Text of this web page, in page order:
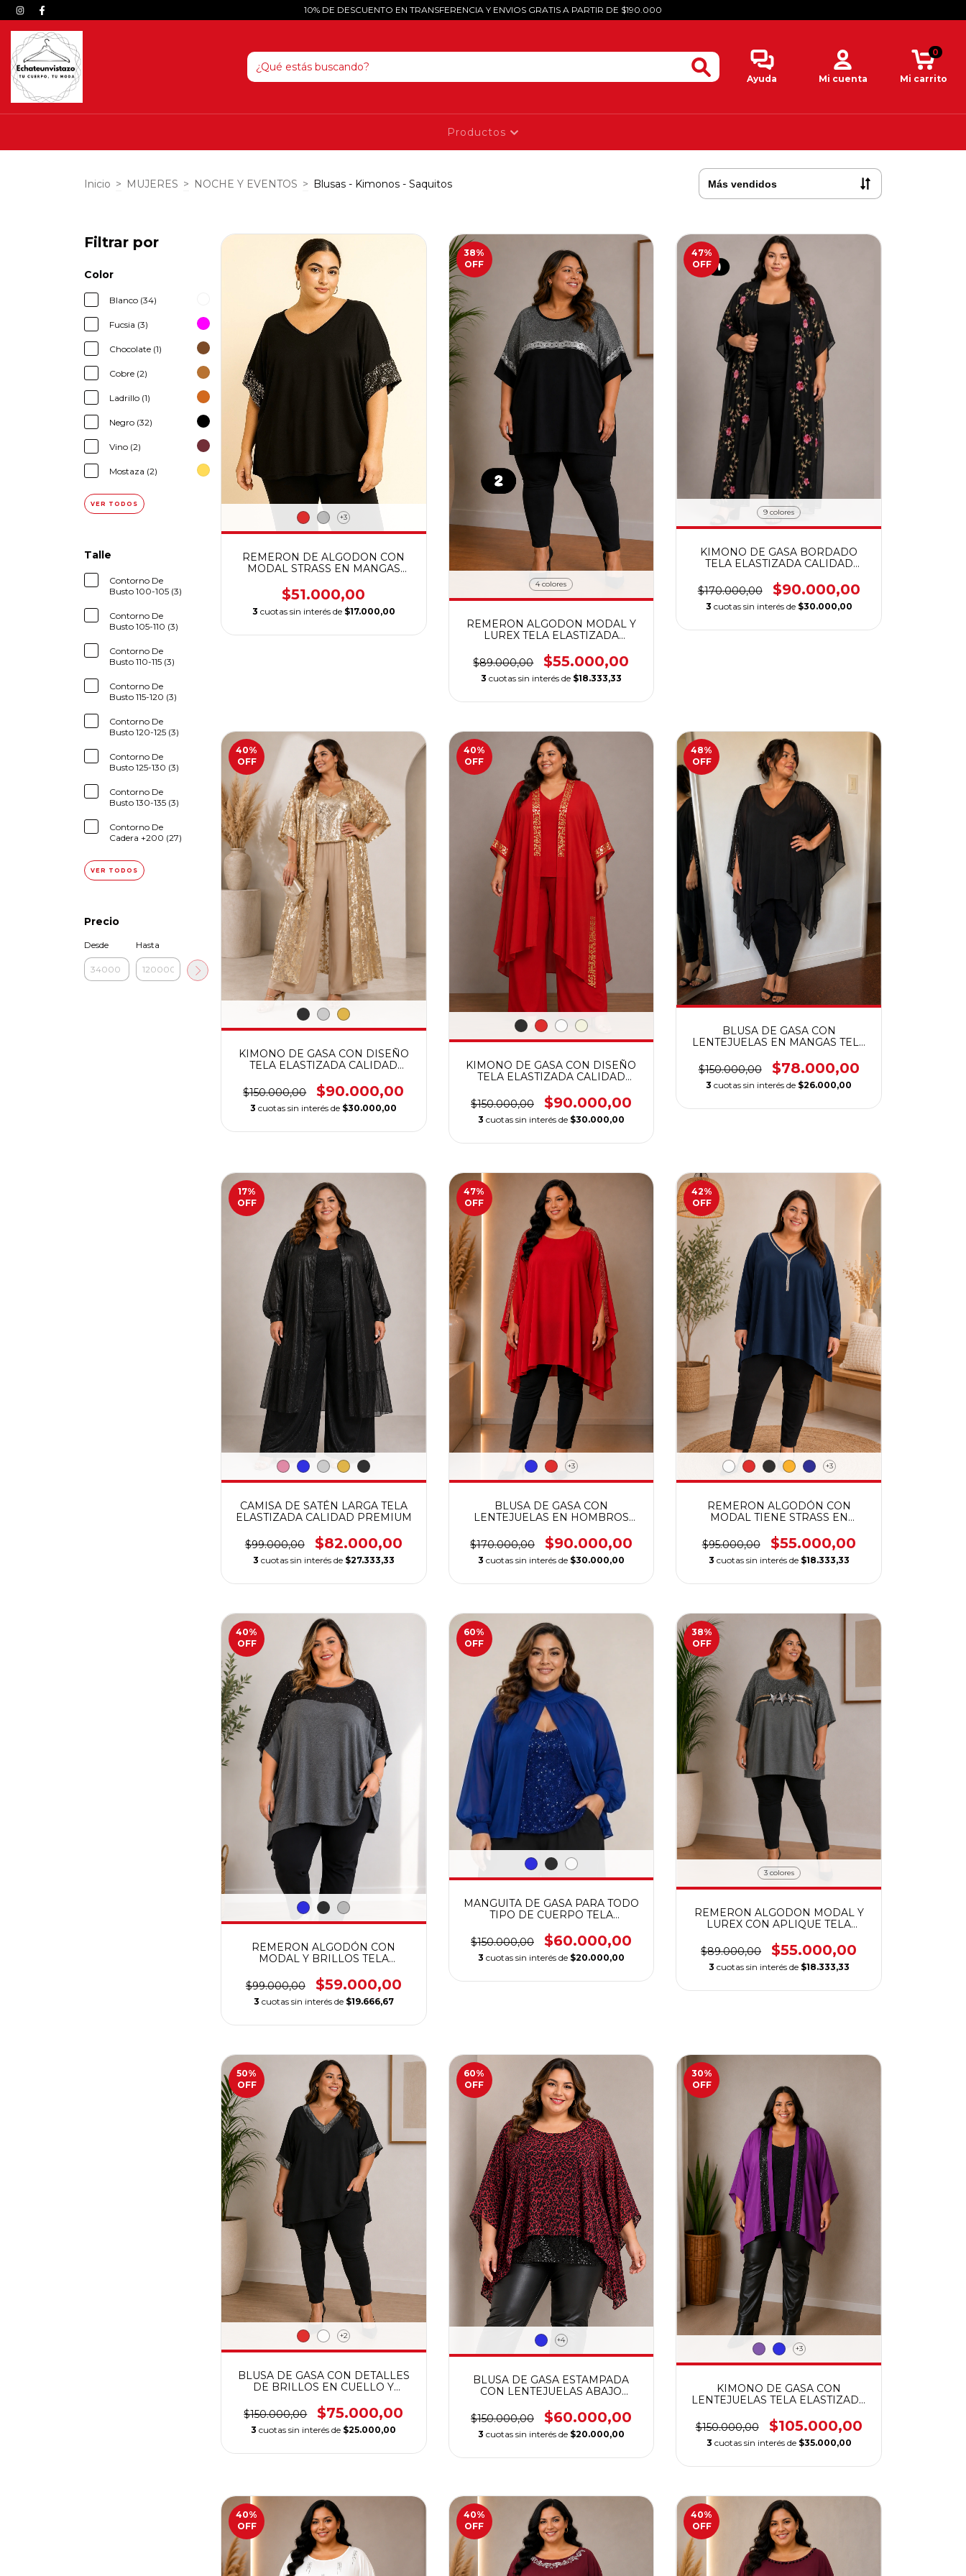
10% DE DESCUENTO EN TRANSFERENCIA Y ENVIOS GRATIS A PARTIR DE $190.000
Ayuda Mi cuenta Mi carrito
0
Productos
Inicio > MUJERES > NOCHE Y EVENTOS > Blusas - Kimonos - Saquitos
Filtrar por
Color
Blanco (34)
Fucsia (3)
Chocolate (1)
Cobre (2)
Ladrillo (1)
Negro (32)
Vino (2)
Mostaza (2)
VER TODOS
Talle
Contorno De
Busto 100-105 (3)
Contorno De
Busto 105-110 (3)
Contorno De
Busto 110-115 (3)
Contorno De
Busto 115-120 (3)
Contorno De
Busto 120-125 (3)
Contorno De
Busto 125-130 (3)
Contorno De
Busto 130-135 (3)
Contorno De
Cadera +200 (27)
VER TODOS
Precio
Desde Hasta
+3
REMERON DE ALGODON CON
MODAL STRASS EN MANGAS
PREMIUM
$51.000,00
3 cuotas sin interés de $17.000,00
38%
OFF
4 colores
REMERON ALGODON MODAL Y
LUREX TELA ELASTIZADA
$89.000,00
$55.000,00
3 cuotas sin interés de $18.333,33
47%
OFF
9 colores
KIMONO DE GASA BORDADO
TELA ELASTIZADA CALIDAD
$170.000,00
$90.000,00
3 cuotas sin interés de $30.000,00
40%
OFF
KIMONO DE GASA CON DISEÑO
TELA ELASTIZADA CALIDAD
$150.000,00
$90.000,00
3 cuotas sin interés de $30.000,00
40%
OFF
KIMONO DE GASA CON DISEÑO
TELA ELASTIZADA CALIDAD
$150.000,00
$90.000,00
3 cuotas sin interés de $30.000,00
48%
OFF
BLUSA DE GASA CON
LENTEJUELAS EN MANGAS TELA
$150.000,00
$78.000,00
3 cuotas sin interés de $26.000,00
17%
OFF
CAMISA DE SATÉN LARGA TELA
ELASTIZADA CALIDAD PREMIUM
$99.000,00 $82.000,00
3 cuotas sin interés de $27.333,33
47%
OFF
+3
BLUSA DE GASA CON
LENTEJUELAS EN HOMBROS
PREMIUM
$170.000,00 $90.000,00
3 cuotas sin interés de $30.000,00
42%
OFF
+3
REMERON ALGODÓN CON
MODAL TIENE STRASS EN
CALIDAD PREMIUM
$95.000,00 $55.000,00
3 cuotas sin interés de $18.333,33
40%
OFF
REMERON ALGODÓN CON
MODAL Y BRILLOS TELA
$99.000,00
$59.000,00
3 cuotas sin interés de $19.666,67
60%
OFF
MANGUITA DE GASA PARA TODO
TIPO DE CUERPO TELA
$150.000,00
$60.000,00
3 cuotas sin interés de $20.000,00
38%
OFF
3 colores
REMERON ALGODON MODAL Y
LUREX CON APLIQUE TELA
$89.000,00
$55.000,00
3 cuotas sin interés de $18.333,33
50%
OFF
+2
BLUSA DE GASA CON DETALLES
DE BRILLOS EN CUELLO Y
CALIDAD PREMIUM
$150.000,00 $75.000,00
3 cuotas sin interés de $25.000,00
60%
OFF
+4
BLUSA DE GASA ESTAMPADA
CON LENTEJUELAS ABAJO
$150.000,00
$60.000,00
3 cuotas sin interés de $20.000,00
30%
OFF
+3
KIMONO DE GASA CON
LENTEJUELAS TELA ELASTIZADA
$150.000,00
$105.000,00
3 cuotas sin interés de $35.000,00
40%
OFF
40%
OFF
40%
OFF